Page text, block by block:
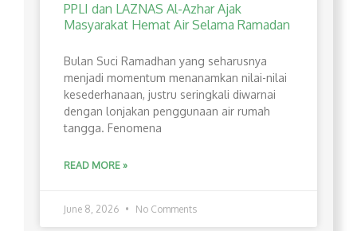
PPLI dan LAZNAS Al-Azhar Ajak
Masyarakat Hemat Air Selama Ramadan
Bulan Suci Ramadhan yang seharusnya
menjadi momentum menanamkan nilai-nilai
kesederhanaan, justru seringkali diwarnai
dengan lonjakan penggunaan air rumah
tangga. Fenomena
READ MORE »
June 8, 2026 No Comments